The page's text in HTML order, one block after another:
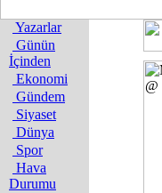
Yazarlar
Günün
İçinden
Ekonomi
Gündem
Siyaset
Dünya
Spor
Hava
Durumu